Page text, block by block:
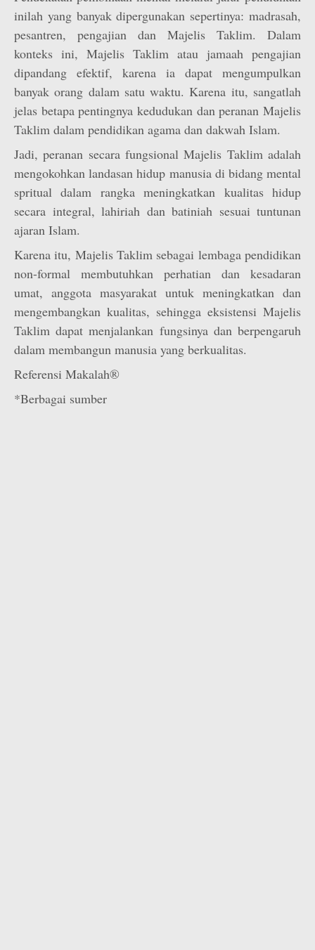
inilah yang banyak dipergunakan sepertinya: madrasah,
pesantren, pengajian dan Majelis Taklim. Dalam
konteks ini, Majelis Taklim atau jamaah pengajian
dipandang efektif, karena ia dapat mengumpulkan
banyak orang dalam satu waktu. Karena itu, sangatlah
jelas betapa pentingnya kedudukan dan peranan Majelis
Taklim dalam pendidikan agama dan dakwah Islam.
Jadi, peranan secara fungsional Majelis Taklim adalah
mengokohkan landasan hidup manusia di bidang mental
spritual dalam rangka meningkatkan kualitas hidup
secara integral, lahiriah dan batiniah sesuai tuntunan
ajaran Islam.
Karena itu, Majelis Taklim sebagai lembaga pendidikan
non-formal membutuhkan perhatian dan kesadaran
umat, anggota masyarakat untuk meningkatkan dan
mengembangkan kualitas, sehingga eksistensi Majelis
Taklim dapat menjalankan fungsinya dan berpengaruh
dalam membangun manusia yang berkualitas.
Referensi Makalah®
*Berbagai sumber